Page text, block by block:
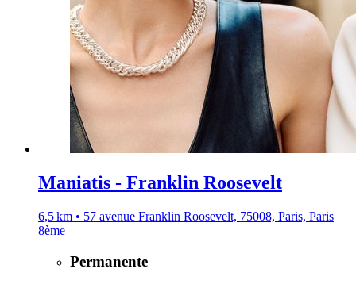
Maniatis - Franklin Roosevelt
6,5 km • 57 avenue Franklin Roosevelt, 75008, Paris, Paris
8ème
Permanente